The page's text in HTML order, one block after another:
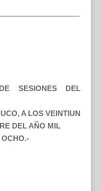
SESIONES DEL
A LOS VEINTIUN
DEL AÑO MIL